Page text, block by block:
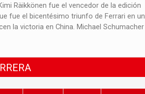
Räikkönen fue el vencedor de la edición
fue el bicentésimo triunfo de Ferrari en un
la victoria en China. Michael Schumacher